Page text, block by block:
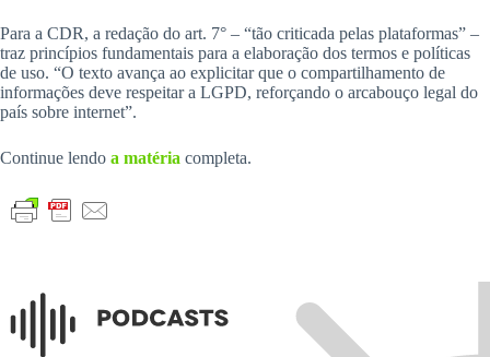
Para a CDR, a redação do art. 7° – “tão criticada pelas plataformas” –
traz princípios fundamentais para a elaboração dos termos e políticas
de uso. “O texto avança ao explicitar que o compartilhamento de
informações deve respeitar a LGPD, reforçando o arcabouço legal do
país sobre internet”.
Continue lendo a matéria completa.